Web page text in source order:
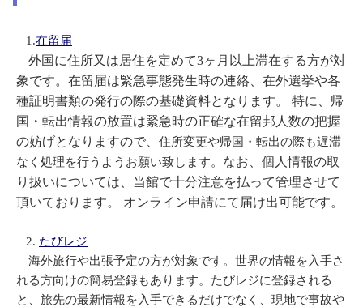
1.在留届
外国に住所又は居住を定めて3ヶ月以上滞在する方が対
象です。在留届は緊急事態発生時の連絡、在外選挙や各
種証明書類の発行の際の基礎資料となります。 特に、帰
国・転出情報の放置は緊急時の正確な在留邦人数の把握
の妨げとなりますので、 住所変更や帰国・転出の際も遅滞
なく処理を行うようお願い致します。 なお、個人情報の取
り扱いについては、当館で十分注意を払って管理させて
頂いております。 オンライン申請にて届け出可能です。
2. たびレジ
海外旅行や出張予定の方が対象です。世界の情報を入手さ
れる方向けの簡易登録もあります。たびレジに登録される
と、旅先の最新情報を入手できるだけでなく、現地で事故や